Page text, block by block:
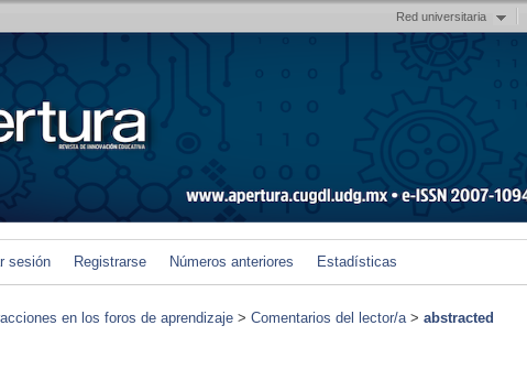
Red universitaria
sesión Registrarse Números anteriores Estadísticas
en los foros de aprendizaje > Comentarios del lector/a> abstracted